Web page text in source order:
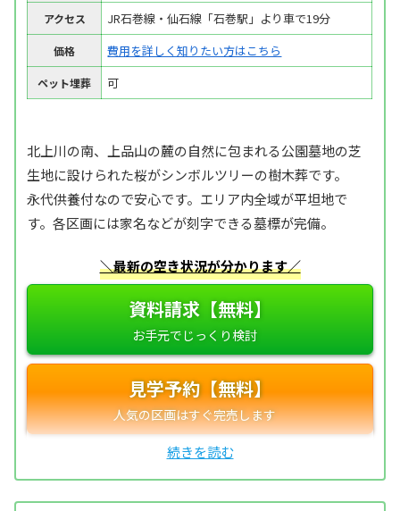
アクセス JR石巻線・仙石線「石巻駅」より車で19分
価格 費用を詳しく知りたい方はこちら
ペット埋葬 可
北上川の南、上品山の麓の自然に包まれる公園墓地の芝
生地に設けられた桜がシンボルツリーの樹木葬です。
永代供養付なので安心です。エリア内全域が平坦地で
す。各区画には家名などが刻字できる墓標が完備。
＼最新の空き状況が分かります／
資料請求【無料】
見学予約【無料】